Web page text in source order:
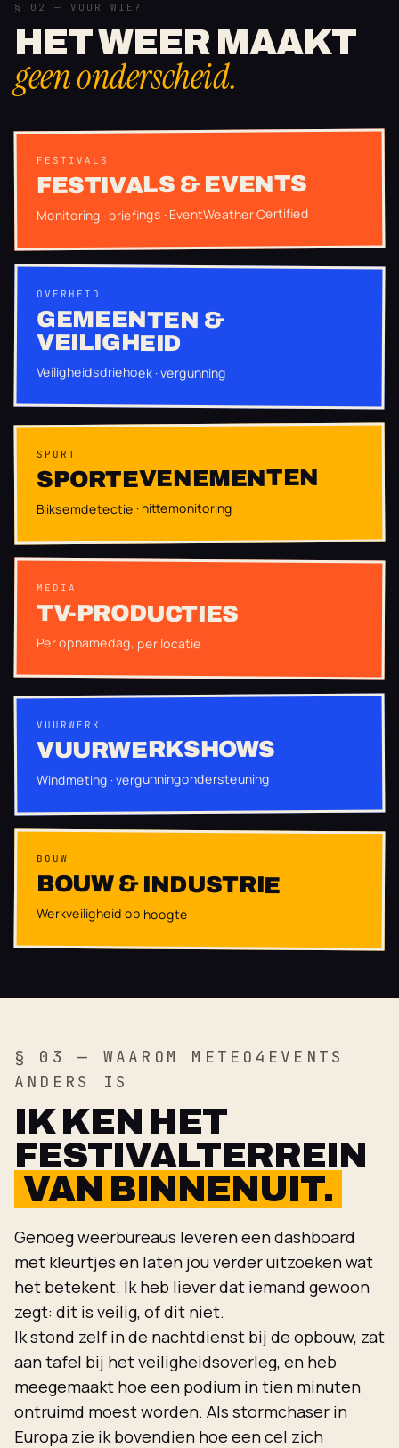
§ 02 — VOOR WIE?
HET WEER MAAKT
geen onderscheid.
FESTIVALS
FESTIVALS & EVENTS
Monitoring · briefings · EventWeather Certified
OVERHEID
GEMEENTEN &
VEILIGHEID
Veiligheidsdriehoek · vergunning
SPORT
SPORTEVENEMENTEN
Bliksemdetectie · hittemonitoring
MEDIA
TV-PRODUCTIES
Per opnamedag, per locatie
VUURWERK
VUURWERKSHOWS
Windmeting · vergunningondersteuning
BOUW
BOUW & INDUSTRIE
Werkveiligheid op hoogte
§ 03 — WAAROM METEO4EVENTS
ANDERS IS
IK KEN HET
FESTIVALTERREIN
VAN BINNENUIT.
Genoeg weerbureaus leveren een dashboard
met kleurtjes en laten jou verder uitzoeken wat
het betekent. Ik heb liever dat iemand gewoon
zegt: dit is veilig, of dit niet.
Ik stond zelf in de nachtdienst bij de opbouw, zat
aan tafel bij het veiligheidsoverleg, en heb
meegemaakt hoe een podium in tien minuten
ontruimd moest worden. Als stormchaser in
Europa zie ik bovendien hoe een cel zich